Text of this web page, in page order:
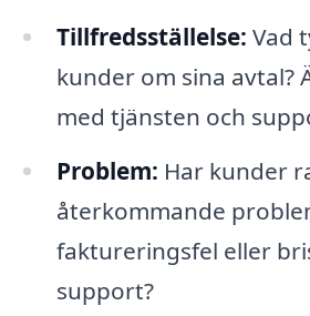
Tillfredsställelse: Vad
kunder om sina avtal?
med tjänsten och
Problem: Har kunder
återkommande
faktureringsfel eller
support?